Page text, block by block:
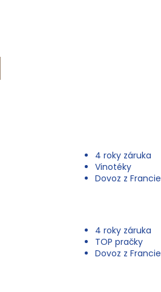
d
a
c
í
k
y
v
4 roky záruka
Vinotéky
Dovoz z Francie
4 roky záruka
TOP pračky
Dovoz z Francie